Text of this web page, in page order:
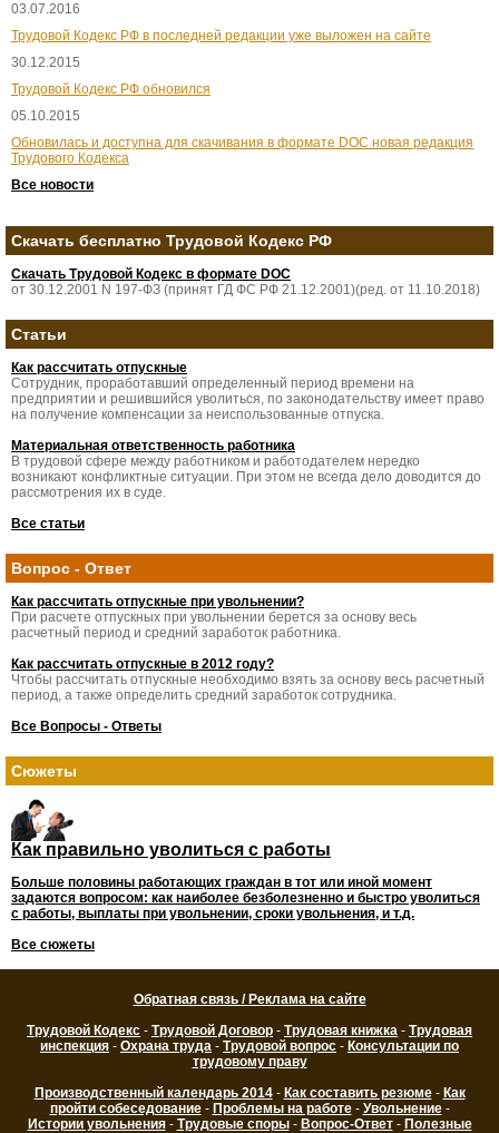
03.07.2016
Трудовой Кодекс РФ в последней редакции уже выложен на сайте
30.12.2015
Трудовой Кодекс РФ обновился
05.10.2015
Обновилась и доступна для скачивания в формате DOC новая редакция
Трудового Кодекса
Все новости
Скачать бесплатно Трудовой Кодекс РФ
Скачать Трудовой Кодекс в формате DOC
от 30.12.2001 N 197-ФЗ (принят ГД ФС РФ 21.12.2001)(ред. от 11.10.2018)
Статьи
Как рассчитать отпускные
Сотрудник, проработавший определенный период времени на
предприятии и решившийся уволиться, по законодательству имеет право
на получение компенсации за неиспользованные отпуска.
Материальная ответственность работника
В трудовой сфере между работником и работодателем нередко
возникают конфликтные ситуации. При этом не всегда дело доводится до
рассмотрения их в суде.
Все статьи
Вопрос - Ответ
Как рассчитать отпускные при увольнении?
При расчете отпускных при увольнении берется за основу весь
расчетный период и средний заработок работника.
Как рассчитать отпускные в 2012 году?
Чтобы рассчитать отпускные необходимо взять за основу весь расчетный
период, а также определить средний заработок сотрудника.
Все Вопросы - Ответы
Сюжеты
Как правильно уволиться с работы
Больше половины работающих граждан в тот или иной момент
задаются вопросом: как наиболее безболезненно и быстро уволиться
с работы, выплаты при увольнении, сроки увольнения, и т.д.
Все сюжеты
Обратная связь / Реклама на сайте
Трудовой Кодекс - Трудовой Договор - Трудовая книжка - Трудовая
инспекция - Охрана труда - Трудовой вопрос - Консультации по
трудовому праву
Производственный календарь 2014- Как составить резюме- Как
пройти собеседование- Проблемы на работе- Увольнение-
Истории увольнения- Трудовые споры- Вопрос-Ответ- Полезные